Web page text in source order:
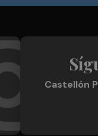
Castellón